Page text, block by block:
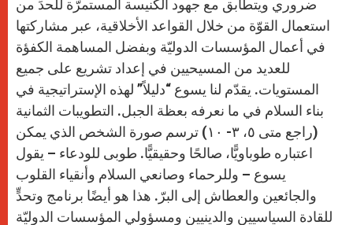
ضروري ويتطابق مع جهود الكنيسة المستمرّة للحدِّ من
استعمال القوّة من خلال القواعد الأخلاقية، عبر مشاركتها
في أعمال المؤسسات الدوليّة وبفضل المساهمة الكفؤة
للعديد من المسيحيين في إعداد تشريع على جميع
المستويات. يقدّم لنا يسوع “دليلاً” لهذه الإستراتيجية في
بناء السلام في ما نعرفه بعظة الجبل. التطويبات الثمانية
(راجع متى ٥، ۳- ١۰) ترسم صورة الشخص الذي يمكن
اعتباره طوباويًّا، صالحًا وحقيقيًّا. طوبى للودعاء – يقول
يسوع – وللرحماء وصانعي السلام وأنقياء القلوب
والجائعين والعطاش إلى البرّ. هذا هو أيضًا برنامج وتحدٍّ
للقادة السياسيين والدينيين ومسؤولي المؤسسات الدوليّة